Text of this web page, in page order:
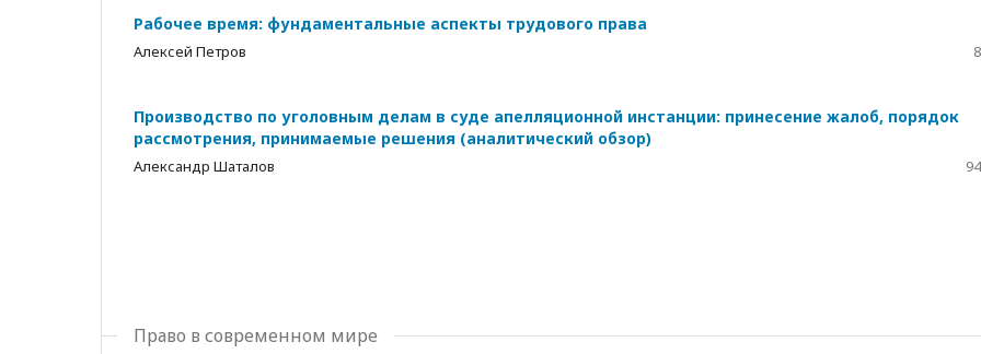
Рабочее время: фундаментальные аспекты трудового права
Алексей Петров
Производство по уголовным делам в суде апелляционной инстанции: принесение жалоб, порядок
рассмотрения, принимаемые решения (аналитический обзор)
Александр Шаталов
Право в современном мире